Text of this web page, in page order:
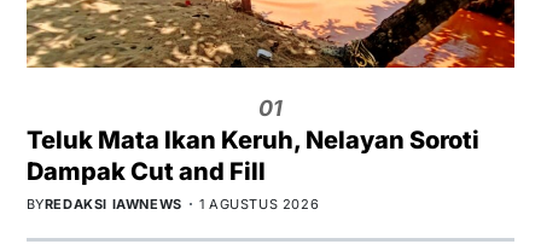
01
Teluk Mata Ikan Keruh, Nelayan Soroti
Dampak Cut and Fill
BYREDAKSI IAWNEWS 1 AGUSTUS 2026